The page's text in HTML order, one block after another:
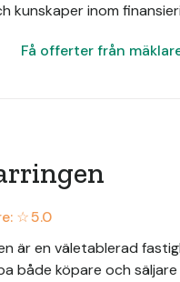
kunskaper inom
Få offerter från
☆5.0
är en väletablerad
både köpare och